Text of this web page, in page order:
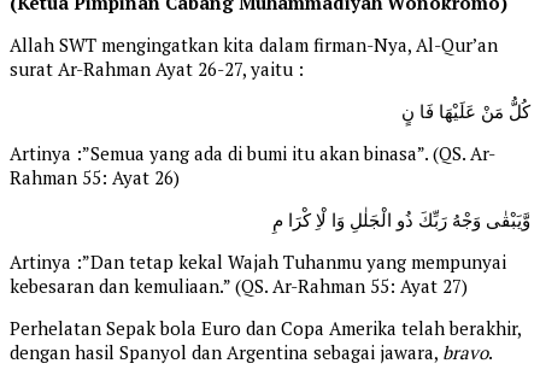
Allah SWT mengingatkan kita dalam firman-Nya, Al-Qur’an
surat Ar-Rahman Ayat 26-27, yaitu :
كُلُّ مَنْ عَلَيْهَا فَا نٍ
Artinya :”Semua yang ada di bumi itu akan binasa”. (QS. Ar-
Rahman 55: Ayat 26)
وَّيَبْقٰى وَجْهُ رَبِّكَ ذُو الْجَلٰلِ وَا لْاِ كْرَا مِ
Artinya :”Dan tetap kekal Wajah Tuhanmu yang mempunyai
kebesaran dan kemuliaan.” (QS. Ar-Rahman 55: Ayat 27)
Perhelatan Sepak bola Euro dan Copa Amerika telah berakhir,
dengan hasil Spanyol dan Argentina sebagai jawara, bravo.